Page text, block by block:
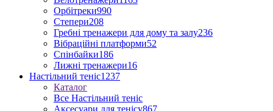
Орбітреки990
Степери208
Гребні тренажери для дому та залу236
Вібраційні платформи52
Спінбайки186
Лижні тренажери16
Настільний теніс1237
Каталог
Все Настільний теніс
Аксесуари для тенісу867